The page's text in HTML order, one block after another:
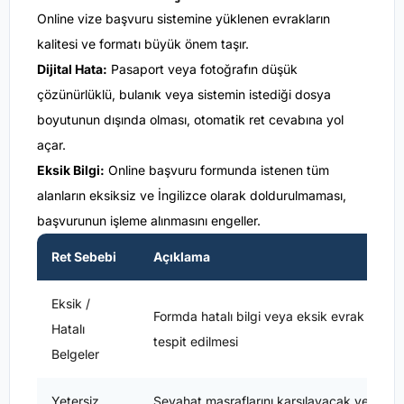
Online vize başvuru sistemine yüklenen evrakların
kalitesi ve formatı büyük önem taşır.
Dijital Hata: Pasaport veya fotoğrafın düşük
çözünürlüklü, bulanık veya sistemin istediği dosya
boyutunun dışında olması, otomatik ret cevabına yol
açar.
Eksik Bilgi: Online başvuru formunda istenen tüm
alanların eksiksiz ve İngilizce olarak doldurulmaması,
başvurunun işleme alınmasını engeller.
Ret Sebebi Açıklama
Eksik /
Hatalı
Belgeler
Formda hatalı bilgi veya eksik evrak
tespit edilmesi